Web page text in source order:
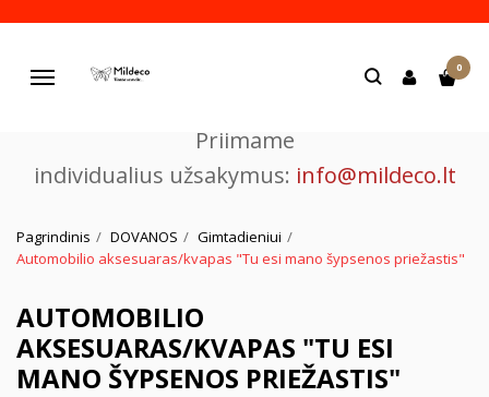
Navigacija
0
Priimame
individualius užsakymus: info@mildeco.lt
Pagrindinis DOVANOS
Gimtadieniui
Automobilio aksesuaras/kvapas "Tu esi mano šypsenos priežastis"
AUTOMOBILIO
AKSESUARAS/KVAPAS "TU ESI
MANO ŠYPSENOS PRIEŽASTIS"